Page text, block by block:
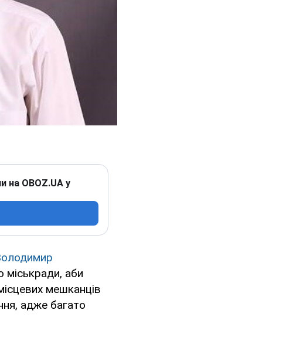
на OBOZ.UA у
аби
мешканців
адже багато